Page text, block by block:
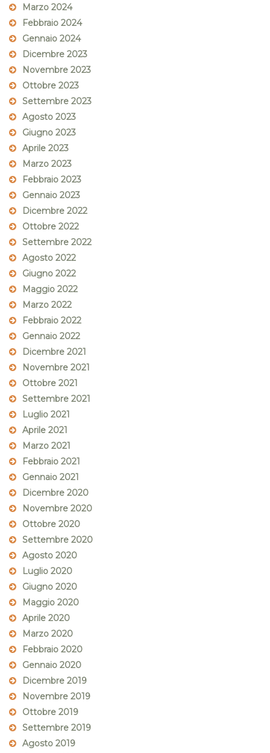
Marzo 2024
Febbraio 2024
Gennaio 2024
Dicembre 2023
Novembre 2023
Ottobre 2023
Settembre 2023
Agosto 2023
Giugno 2023
Aprile 2023
Marzo 2023
Febbraio 2023
Gennaio 2023
Dicembre 2022
Ottobre 2022
Settembre 2022
Agosto 2022
Giugno 2022
Maggio 2022
Marzo 2022
Febbraio 2022
Gennaio 2022
Dicembre 2021
Novembre 2021
Ottobre 2021
Settembre 2021
Luglio 2021
Aprile 2021
Marzo 2021
Febbraio 2021
Gennaio 2021
Dicembre 2020
Novembre 2020
Ottobre 2020
Settembre 2020
Agosto 2020
Luglio 2020
Giugno 2020
Maggio 2020
Aprile 2020
Marzo 2020
Febbraio 2020
Gennaio 2020
Dicembre 2019
Novembre 2019
Ottobre 2019
Settembre 2019
Agosto 2019